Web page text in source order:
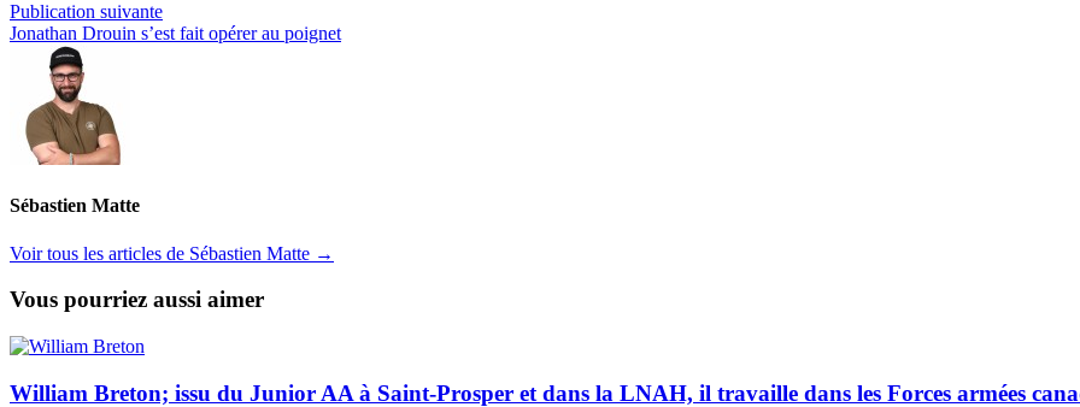
l’article
Publication suivantePublication
suivante :
Jonathan Drouin s’est fait opérer au poignet
Sébastien Matte
Voir tous les articles de Sébastien Matte →
Vous pourriez aussi aimer
William Breton; issu du Junior AA à Saint-Prosper et dans la LNAH, il travaille dans les Forces armées